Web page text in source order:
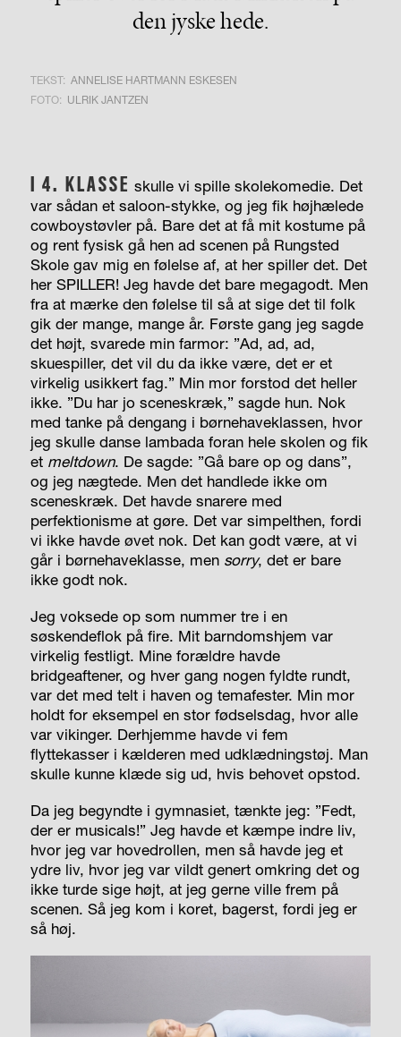
den jyske hede.
TEKST: ANNELISE HARTMANN ESKESEN
FOTO: ULRIK JANTZEN
I 4. KLASSE skulle vi spille skolekomedie. Det
var sådan et saloon-stykke, og jeg fik højhælede
cowboystøvler på. Bare det at få mit kostume på
og rent fysisk gå hen ad scenen på Rungsted
Skole gav mig en følelse af, at her spiller det. Det
her SPILLER! Jeg havde det bare megagodt. Men
fra at mærke den følelse til så at sige det til folk
gik der mange, mange år. Første gang jeg sagde
det højt, svarede min farmor: ”Ad, ad, ad,
skuespiller, det vil du da ikke være, det er et
virkelig usikkert fag.” Min mor forstod det heller
ikke. ”Du har jo sceneskræk,” sagde hun. Nok
med tanke på dengang i børnehaveklassen, hvor
jeg skulle danse lambada foran hele skolen og fik
et meltdown. De sagde: ”Gå bare op og dans”,
og jeg nægtede. Men det handlede ikke om
sceneskræk. Det havde snarere med
perfektionisme at gøre. Det var simpelthen, fordi
vi ikke havde øvet nok. Det kan godt være, at vi
går i børnehaveklasse, men sorry, det er bare
ikke godt nok.
Jeg voksede op som nummer tre i en
søskendeflok på fire. Mit barndomshjem var
virkelig festligt. Mine forældre havde
bridgeaftener, og hver gang nogen fyldte rundt,
var det med telt i haven og temafester. Min mor
holdt for eksempel en stor fødselsdag, hvor alle
var vikinger. Derhjemme havde vi fem
flyttekasser i kælderen med udklædningstøj. Man
skulle kunne klæde sig ud, hvis behovet opstod.
Da jeg begyndte i gymnasiet, tænkte jeg: ”Fedt,
der er musicals!” Jeg havde et kæmpe indre liv,
hvor jeg var hovedrollen, men så havde jeg et
ydre liv, hvor jeg var vildt genert omkring det og
ikke turde sige højt, at jeg gerne ville frem på
scenen. Så jeg kom i koret, bagerst, fordi jeg er
så høj.